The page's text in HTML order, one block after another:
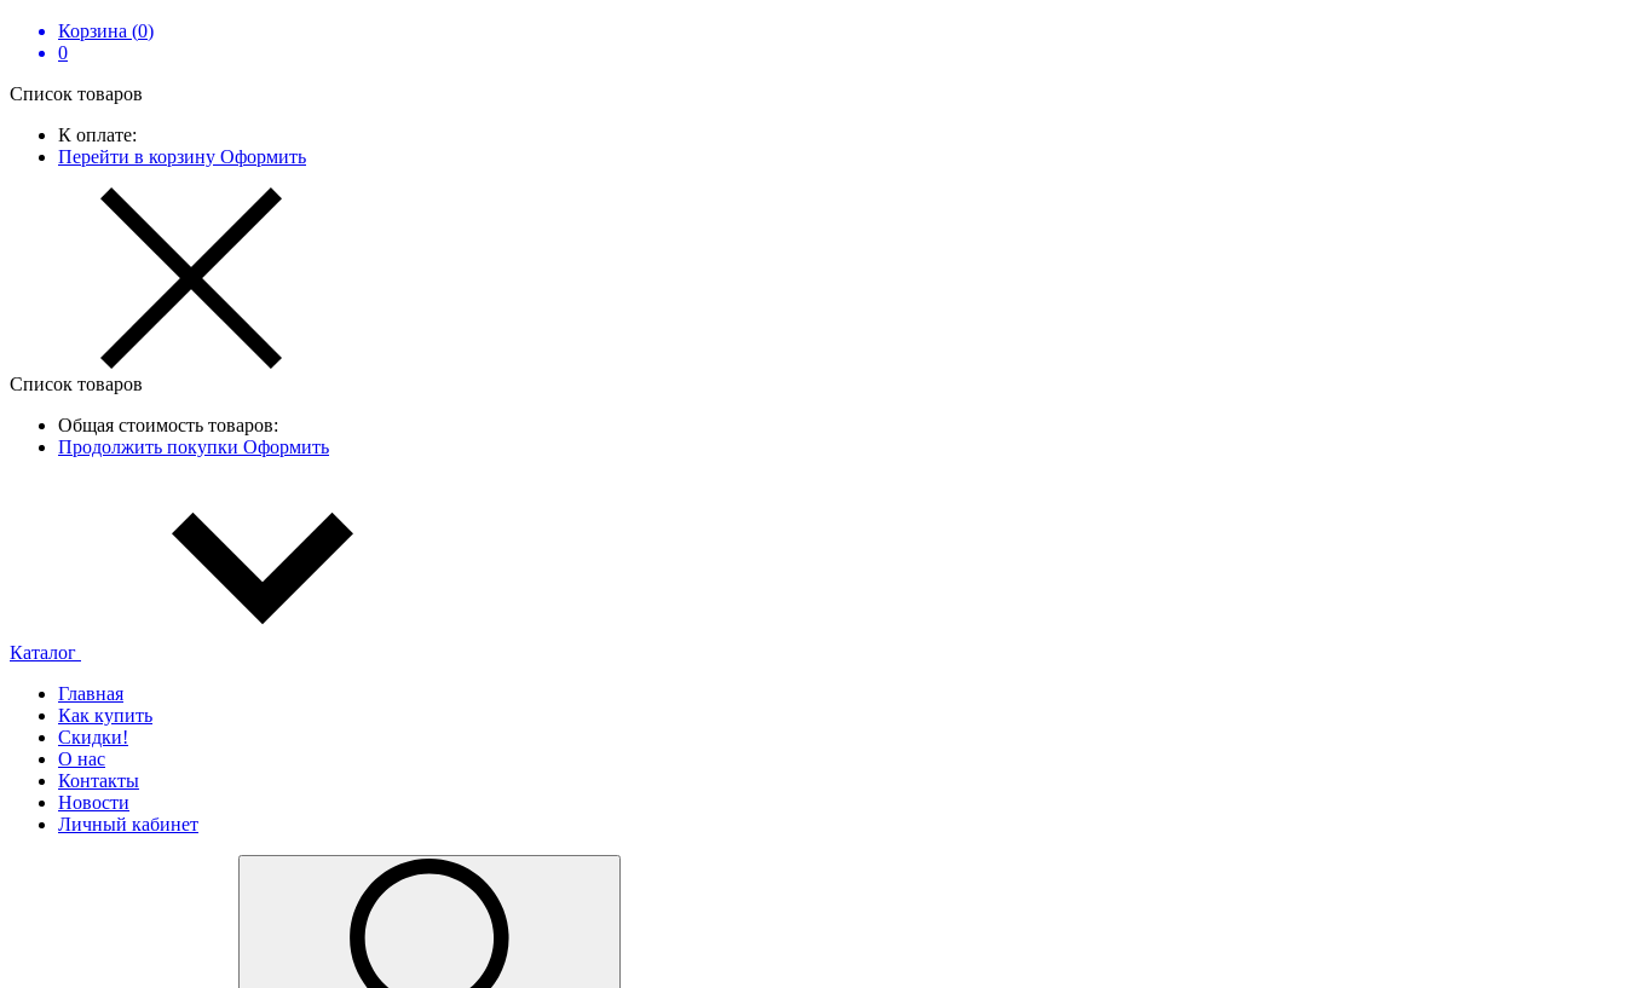
Корзина (0)
0
Список товаров
К оплате:
Перейти в корзину Оформить
Список товаров
Общая стоимость товаров:
Продолжить покупки Оформить
Каталог
Главная
Как купить
Скидки!
О нас
Контакты
Новости
Личный кабинет